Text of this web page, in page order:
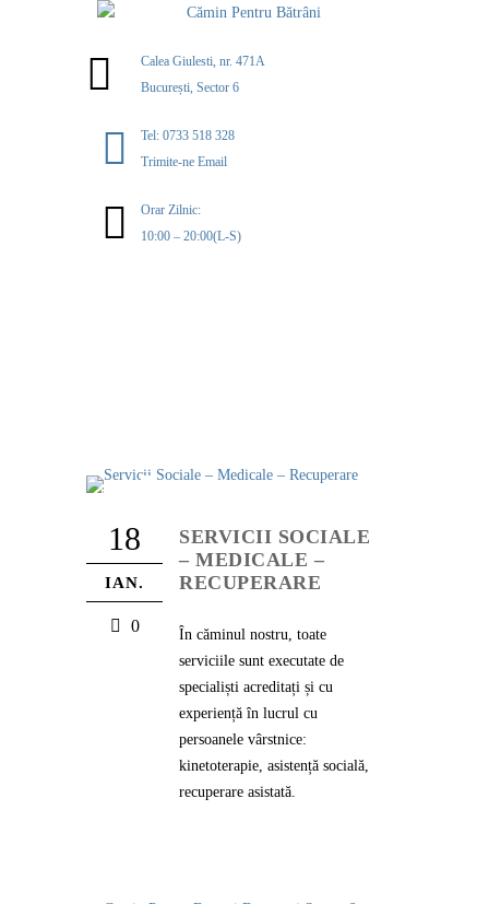
Calea Giulesti, nr. 471A
București, Sector 6
Tel: 0733 518 328
Trimite-ne Email
Orar Zilnic:
10:00 – 20:00(L-S)
18
IAN.
0
SERVICII SOCIALE
– MEDICALE –
RECUPERARE
În căminul nostru, toate
serviciile sunt executate de
specialiști acreditați și cu
experiență în lucrul cu
persoanele vârstnice:
kinetoterapie, asistență socială,
recuperare asistată.